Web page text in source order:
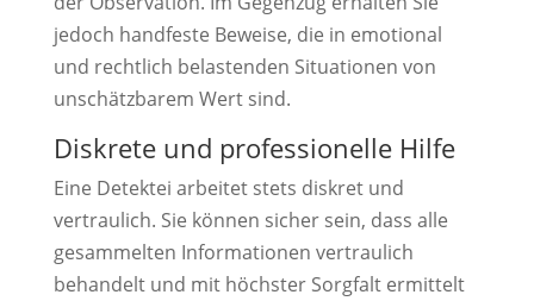
jedoch handfeste Beweise, die in emotional
und rechtlich belastenden Situationen von
unschätzbarem Wert sind.
Diskrete und professionelle Hilfe
Eine Detektei arbeitet stets diskret und
vertraulich. Sie können sicher sein, dass alle
gesammelten Informationen vertraulich
behandelt und mit höchster Sorgfalt ermittelt